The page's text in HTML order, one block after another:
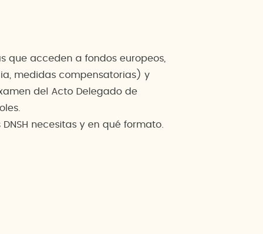
que acceden a fondos europeos,
medidas compensatorias) y
del Acto Delegado de
necesitas y en qué formato.